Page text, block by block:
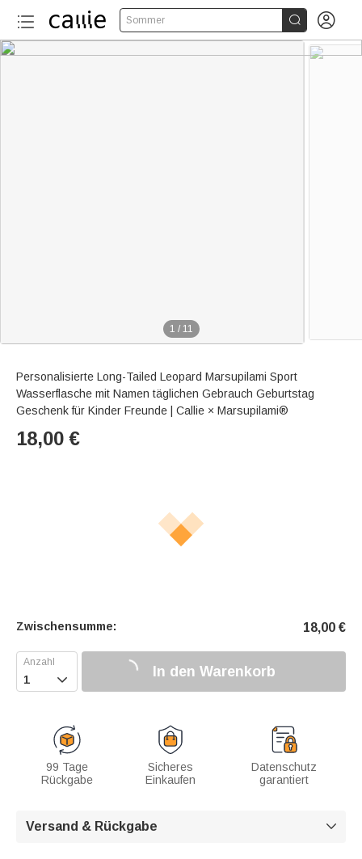
Sommer  
1 / 11
Personalisierte Long-Tailed Leopard Marsupilami Sport
Wasserflasche mit Namen täglichen Gebrauch Geburtstag
Geschenk für Kinder Freunde | Callie × Marsupilami®
18,00 €
Zwischensumme: 18,00 €
 In den Warenkorb
99 Tage
Rückgabe
Sicheres
Einkaufen
Datenschutz
garantiert
Versand & Rückgabe 